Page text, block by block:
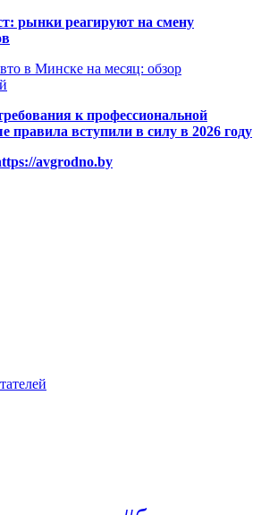
рынки реагируют на смену
в Минске на месяц: обзор
к профессиональной
правила вступили в силу в 2026 году
avgrodno.by